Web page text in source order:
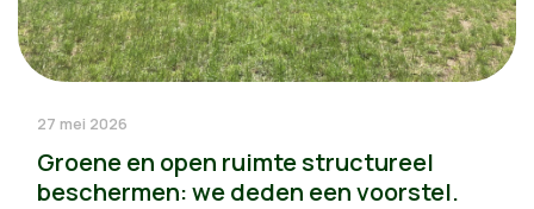
27 mei 2026
Groene en open ruimte structureel
beschermen: we deden een voorstel.